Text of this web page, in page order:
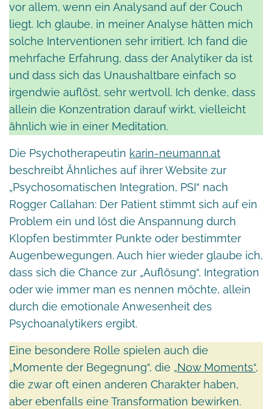
vor allem, wenn ein Analysand auf der Couch
liegt. Ich glaube, in meiner Analyse hätten mich
solche Interventionen sehr irritiert. Ich fand die
mehrfache Erfahrung, dass der Analytiker da ist
und dass sich das Unaushaltbare einfach so
irgendwie auflöst, sehr wertvoll. Ich denke, dass
allein die Konzentration darauf wirkt, vielleicht
ähnlich wie in einer Meditation.
Die Psychotherapeutin karin-neumann.at
beschreibt Ähnliches auf ihrer Website zur
„Psychosomatischen Integration, PSI“ nach
Rogger Callahan: Der Patient stimmt sich auf ein
Problem ein und löst die Anspannung durch
Klopfen bestimmter Punkte oder bestimmter
Augenbewegungen. Auch hier wieder glaube ich,
dass sich die Chance zur „Auflösung“, Integration
oder wie immer man es nennen möchte, allein
durch die emotionale Anwesenheit des
Psychoanalytikers ergibt.
Eine besondere Rolle spielen auch die
„Momente der Begegnung“, die „Now Moments“,
die zwar oft einen anderen Charakter haben,
aber ebenfalls eine Transformation bewirken.